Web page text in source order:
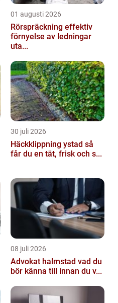
01 augusti 2026
Rörspräckning effektiv
förnyelse av ledningar
uta...
30 juli 2026
Häckklippning ystad så
får du en tät, frisk och s...
08 juli 2026
Advokat halmstad vad du
bör känna till innan du v...